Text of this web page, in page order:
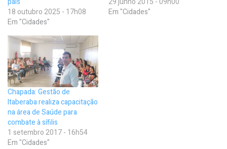
18 outubro 2025 - 17h08
Em "Cidades"
Em "Cidades"
Chapada: Gestão de
Itaberaba realiza capacitação
na área de Saúde para
combate à sífilis
1 setembro 2017 - 16h54
Em "Cidades"